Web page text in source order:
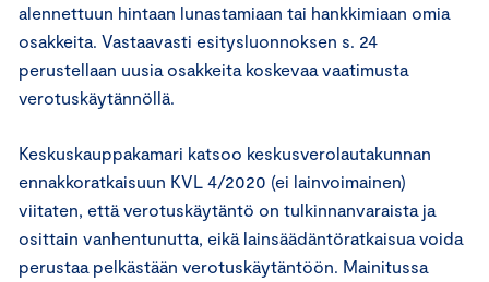
alennettuun hintaan lunastamiaan tai hankkimiaan omia
osakkeita. Vastaavasti esitysluonnoksen s. 24
perustellaan uusia osakkeita koskevaa vaatimusta
verotuskäytännöllä.
Keskuskauppakamari katsoo keskusverolautakunnan
ennakkoratkaisuun KVL 4/2020 (ei lainvoimainen)
viitaten, että verotuskäytäntö on tulkinnanvaraista ja
osittain vanhentunutta, eikä lainsäädäntöratkaisua voida
perustaa pelkästään verotuskäytäntöön. Mainitussa